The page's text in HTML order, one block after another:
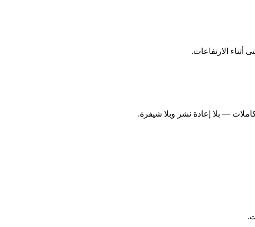
أثناء الارتفاعات.